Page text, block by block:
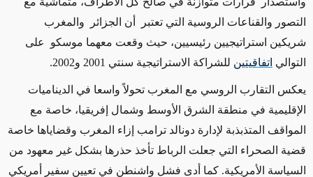
التصور والقناعات الروسية التي تعتبر أن الجزائر والمغرب
شريكين استراتيجيين رئيسيين، حيث وقعت معهما موسكو على
التوالي اتفاقيتين للشراكة الاستراتيجية سنتي 2001 و2002.
يعكس التقارب الروسي مع المغرب تحولاً واسعا في الديناميات
الإقليمية في منطقة الشرق الأوسط وشمال إفريقيا، خاصة مع
المواقف المتذبذبة لإدارة دونالد ترامب إزاء المغرب وقضاياها خاصة
قضية الصحراء التي جعلت الرباط تأخذ حذرها بشكل غير معهود من
السياسة الأمريكية. كما أدى فشل واشنطن في تعيين سفير أمريكي